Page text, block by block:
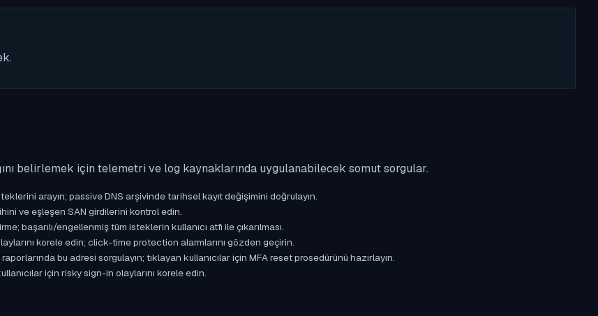
belirlemek için telemetri ve log kaynaklarında uygulanabilecek somut sorgular.
arayın; passive DNS arşivinde tarihsel kayıt değişimini doğrulayın.
ve eşleşen SAN girdilerini kontrol edin.
başarılı/engellenmiş tüm isteklerin kullanıcı atfı ile çıkarılması.
korele edin; click-time protection alarmlarını gözden geçirin.
bu adresi sorgulayın; tıklayan kullanıcılar için MFA reset prosedürünü hazırlayın.
için risky sign-in olaylarını korele edin.